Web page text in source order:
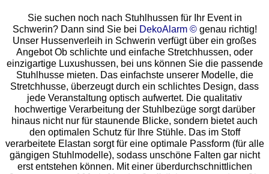
Sie suchen noch nach Stuhlhussen für Ihr Event in
Schwerin? Dann sind Sie bei DekoAlarm ©genau richtig!
Unser Hussenverleih in Schwerin verfügt über ein großes
Angebot Ob schlichte und einfache Stretchhussen, oder
einzigartige Luxushussen, bei uns können Sie die passende
Stuhlhusse mieten. Das einfachste unserer Modelle, die
Stretchhusse, überzeugt durch ein schlichtes Design, dass
jede Veranstaltung optisch aufwertet. Die qualitativ
hochwertige Verarbeitung der Stuhlbezüge sorgt darüber
hinaus nicht nur für staunende Blicke, sondern bietet auch
den optimalen Schutz für Ihre Stühle. Das im Stoff
verarbeitete Elastan sorgt für eine optimale Passform (für alle
gängigen Stuhlmodelle), sodass unschöne Falten gar nicht
erst entstehen können. Mit einer überdurchschnittlichen